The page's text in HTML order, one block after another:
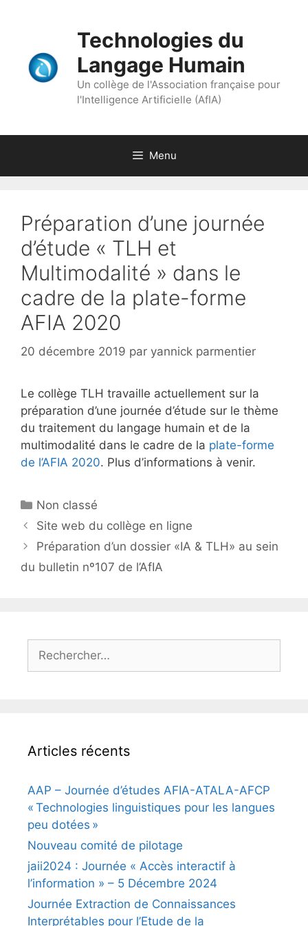
Technologies du
Langage Humain
Un collège de l'Association française pour
l'Intelligence Artificielle (AfIA)
Menu
Préparation d’une journée
d’étude « TLH et
Multimodalité » dans le
cadre de la plate-forme
AFIA 2020
20 décembre 2019 par yannick parmentier
Le collège TLH travaille actuellement sur la
préparation d’une journée d’étude sur le thème
du traitement du langage humain et de la
multimodalité dans le cadre de la plate-forme
de l’AFIA 2020. Plus d’informations à venir.
Catégories
Non classé
Site web du collège en ligne
Préparation d’un dossier «IA & TLH» au sein
du bulletin nº107 de l’AfIA
Articles récents
AAP – Journée d’études AFIA-ATALA-AFCP
« Technologies linguistiques pour les langues
peu dotées »
Nouveau comité de pilotage
jaii2024 : Journée « Accès interactif à
l’information » – 5 Décembre 2024
Journée Extraction de Connaissances
Interprétables pour l’Etude de la